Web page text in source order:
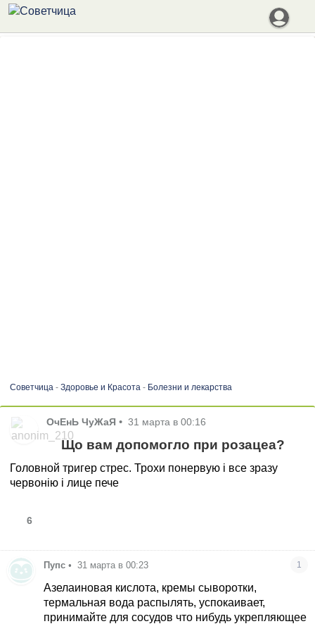
Советчица- Здоровье и Красота- Болезни и лекарства
ОчЕнЬ ЧуЖаЯ • 31 марта в 00:16
Що вам допомогло при розацеа?
Головной тригер стрес. Трохи понервую і все зразу
червонію і лице пече
6
Пупс • 31 марта в 00:23 1
Азелаиновая кислота, кремы сыворотки,
термальная вода распылять, успокаивает,
принимайте для сосудов что нибудь укрепляющее